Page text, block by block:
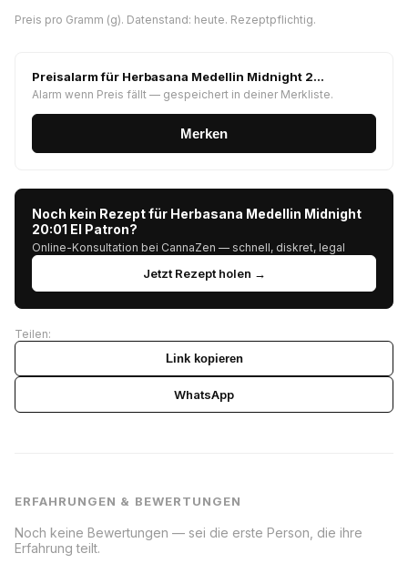
Preis pro Gramm (g). Datenstand: heute. Rezeptpflichtig.
Preisalarm für Herbasana Medellin Midnight 2…
Alarm wenn Preis fällt — gespeichert in deiner Merkliste.
Merken
Noch kein Rezept für Herbasana Medellin Midnight
20:01 El Patron?
Online-Konsultation bei CannaZen — schnell, diskret, legal
Jetzt Rezept holen →
Teilen:
Link kopieren
WhatsApp
ERFAHRUNGEN & BEWERTUNGEN
Noch keine Bewertungen — sei die erste Person, die ihre
Erfahrung teilt.